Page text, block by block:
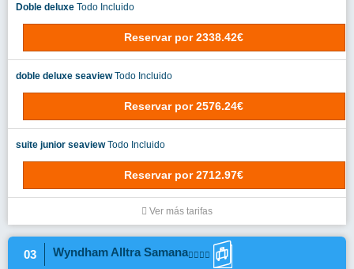
Doble deluxe Todo Incluido
Reservar por 2338.42€
doble deluxe seaviewTodo Incluido
Reservar por 2576.24€
suite junior seaviewTodo Incluido
Reservar por 2712.97€
Ver más tarifas
03 Wyndham Alltra Samana